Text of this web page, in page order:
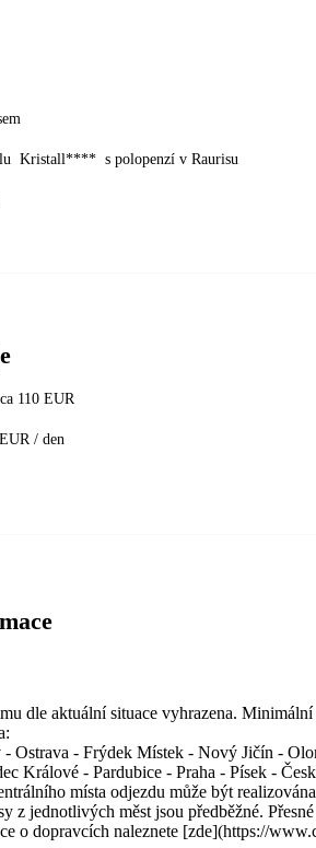
Kristall**** s polopenzí v Raurisu
110 EUR
/ den
dle aktuální situace vyhrazena.
Ostrava - Frýdek Místek - Nový Jičín -
Králové - Pardubice - Praha - Písek -
místa odjezdu může být
z jednotlivých měst jsou předběžné.
o dopravcích naleznete [zde](https://